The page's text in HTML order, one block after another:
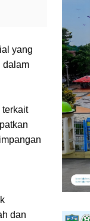
yang
dalam
terkait
dan